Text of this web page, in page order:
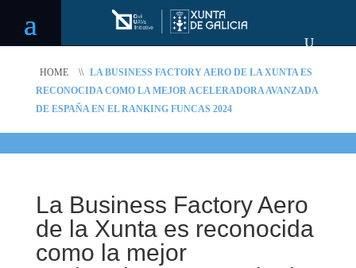
HOME \\ LA BUSINESS FACTORY AERO DE LA XUNTA ES
RECONOCIDA COMO LA MEJOR ACELERADORA AVANZADA
DE ESPAÑA EN EL RANKING FUNCAS 2024
La Business Factory Aero
de la Xunta es reconocida
como la mejor